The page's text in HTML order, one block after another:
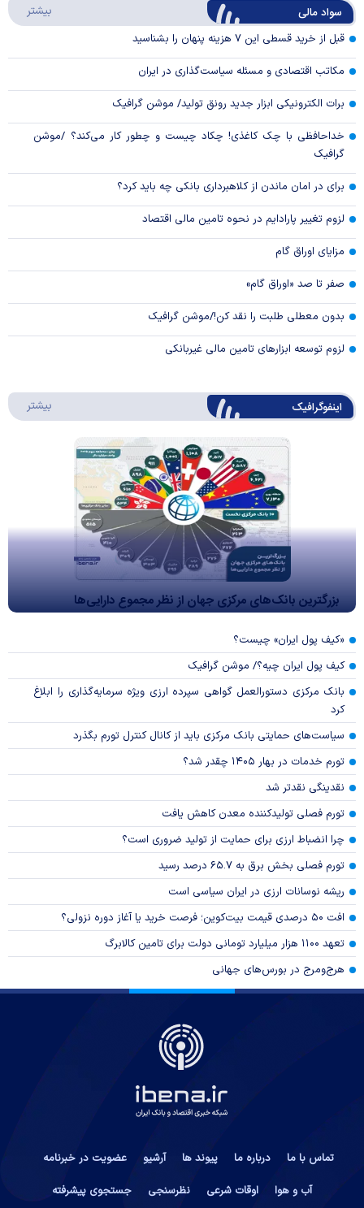
Video
سواد مالی بیشتر
قبل از خرید قسطی این ۷ هزینه پنهان را بشناسید
مکاتب اقتصادی و مسئله سیاست‌گذاری در ایران
برات الکترونیکی ابزار جدید رونق تولید/ موشن گرافیک
خداحافظی با چک کاغذی! چکاد چیست و چطور کار می‌کند؟ /موشن
گرافیک
برای در امان ماندن از کلاهبرداری بانکی چه باید کرد؟
لزوم تغییر پارادایم در نحوه تامین مالی اقتصاد
مزایای اوراق گام
صفر تا صد «اوراق گام»
بدون معطلی طلبت را نقد کن!/موشن گرافیک
لزوم توسعه ابزارهای تامین مالی غیربانکی
اینفوگرافیک بیشتر
بزرگترین بانک‌های مرکزی جهان از نظر مجموع دارایی‌ها
«کیف پول ایران» چیست؟
کیف پول ایران چیه؟/ موشن گرافیک
بانک مرکزی دستورالعمل گواهی سپرده ارزی ویژه سرمایه‌گذاری را ابلاغ
کرد
سیاست‌های حمایتی بانک مرکزی باید از کانال کنترل تورم بگذرد
تورم خدمات در بهار ۱۴۰۵ چقدر شد؟
نقدینگی نقدتر شد
تورم فصلی تولیدکننده معدن کاهش یافت
چرا انضباط ارزی برای حمایت از تولید ضروری است؟
تورم فصلی بخش برق به ۶۵.۷ درصد رسید
ریشه نوسانات ارزی در ایران سیاسی است
افت ۵۰ درصدی قیمت بیت‌کوین؛ فرصت خرید یا آغاز دوره نزولی؟
تعهد ۱۱۰۰ هزار میلیارد تومانی دولت برای تامین کالابرگ
هرج‌ومرج در بورس‌های جهانی
تماس با ما درباره ما پیوند ها آرشیو
عضویت در خبرنامه
آب و هوا
اوقات شرعی نظرسنجی جستجوی پیشرفته